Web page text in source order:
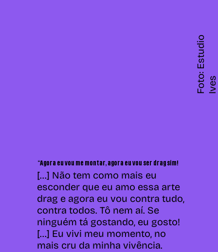
“Agora eu vou me montar, agora eu vou ser drag sim!
[...] Não tem como mais eu
esconder que eu amo essa arte
drag e agora eu vou contra tudo,
contra todos. Tô nem aí. Se
ninguém tá gostando, eu gosto!
[...] Eu vivi meu momento, no
mais cru da minha vivência.
F
o
t
o
:
E
s
t
u
d
i
o
I
v
e s